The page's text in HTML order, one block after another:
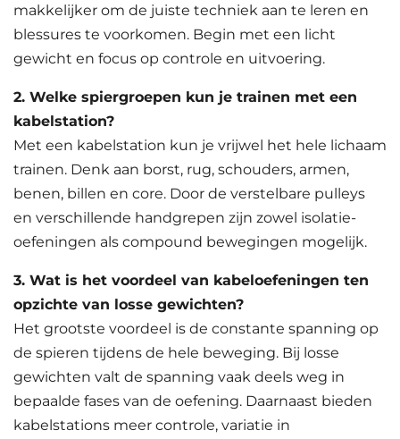
makkelijker om de juiste techniek aan te leren en
blessures te voorkomen. Begin met een licht
gewicht en focus op controle en uitvoering.
2. Welke spiergroepen kun je trainen met een
kabelstation?
Met een kabelstation kun je vrijwel het hele lichaam
trainen. Denk aan borst, rug, schouders, armen,
benen, billen en core. Door de verstelbare pulleys
en verschillende handgrepen zijn zowel isolatie-
oefeningen als compound bewegingen mogelijk.
3. Wat is het voordeel van kabeloefeningen ten
opzichte van losse gewichten?
Het grootste voordeel is de constante spanning op
de spieren tijdens de hele beweging. Bij losse
gewichten valt de spanning vaak deels weg in
bepaalde fases van de oefening. Daarnaast bieden
kabelstations meer controle, variatie in